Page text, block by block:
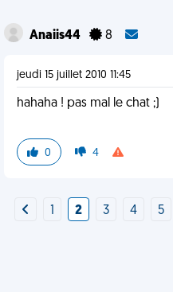
Anaiis44 8
jeudi 15 juillet 2010 11:45
hahaha ! pas mal le chat ;)
0 4
2 3 4 5